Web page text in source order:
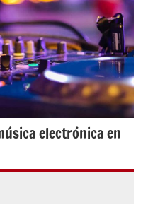
electrónica en